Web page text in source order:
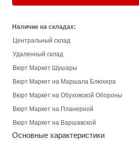
Наличие на складах:
Центральный склад
Удаленный склад
Вюрт Маркет Шушары
Вюрт Маркет на Маршала Блюхера
Вюрт Маркет на Обуховской Обороны
Вюрт Маркет на Планерной
Вюрт Маркет на Варшавской
Основные характеристики